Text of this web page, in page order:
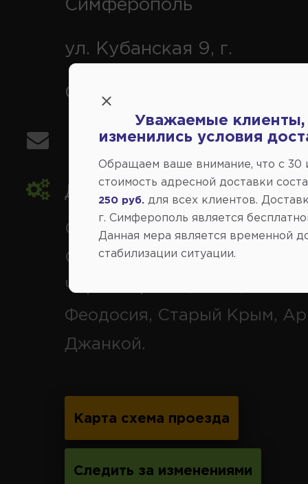
Симферополь
ул. Кубанская 9, г.
Симферополь
info@avtovse.com.ru
Доставка автозапчастей
Симферополь и районы,
Севастополь, Ялта,
Черноморское, Саки,
Феодосия, Старый Крым,
Джанкой.
Карта схема проезда
Следить за изменениями
Уважаемые клиенты,
изменились условия
Обращаем ваше внимание, что c 30
стоимость адресной доставки
250 руб.
для всех клиентов.
г. Симферополь является
Данная мера является временной
стабилизации ситуации.